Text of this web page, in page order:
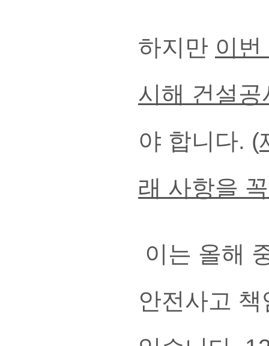
하지만 이
시해 건설
야 합니다. (
래 사항을
이는 올해
안전사고